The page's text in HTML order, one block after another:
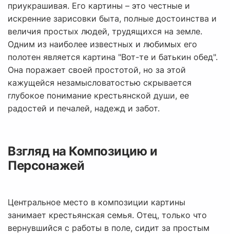
приукрашивая. Его картины – это честные и
искренние зарисовки быта, полные достоинства и
величия простых людей, трудящихся на земле.
Одним из наиболее известных и любимых его
полотен является картина "Вот-те и батькин обед".
Она поражает своей простотой, но за этой
кажущейся незамысловатостью скрывается
глубокое понимание крестьянской души, ее
радостей и печалей, надежд и забот.
Взгляд на Композицию и
Персонажей
Центральное место в композиции картины
занимает крестьянская семья. Отец, только что
вернувшийся с работы в поле, сидит за простым